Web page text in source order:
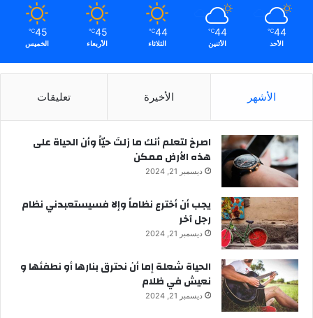
44
℃
الأحد
44
℃
الأثنين
44
℃
الثلاثاء
45
℃
الأربعاء
45
℃
الخميس
الأشهر الأخيرة تعليقات
‫اصرخ لتعلم أنك ما زلتَ حيّاً وأن الحياة على
هذه الأرض ممكن
ديسمبر 21, 2024
يجب أن أخترع نظاماً وإلا فسيستعبدني نظام
رجل آخر
ديسمبر 21, 2024
الحياة شعلة إما أن نحترق بنارها أو نطفئها و
نعيش في ظلام
ديسمبر 21, 2024